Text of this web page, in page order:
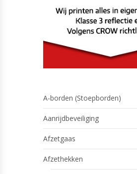
A-borden (Stoepborden)
Aanrijdbeveiliging
Afzetgaas
Afzethekken